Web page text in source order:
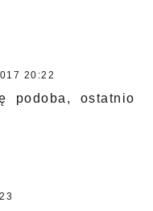
20:22
podoba, ostatnio